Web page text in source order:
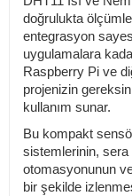
doğrulukta
entegrasyon
uygulamalara
Raspberry Pi ve
projenizin
kullanım sunar.
Bu kompakt
sistemlerinin, sera
otomasyonunun
bir şekilde